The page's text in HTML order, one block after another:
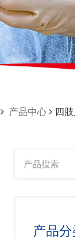
产品中心 四
产品分